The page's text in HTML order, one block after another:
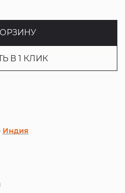
В 1 КЛИК
Индия